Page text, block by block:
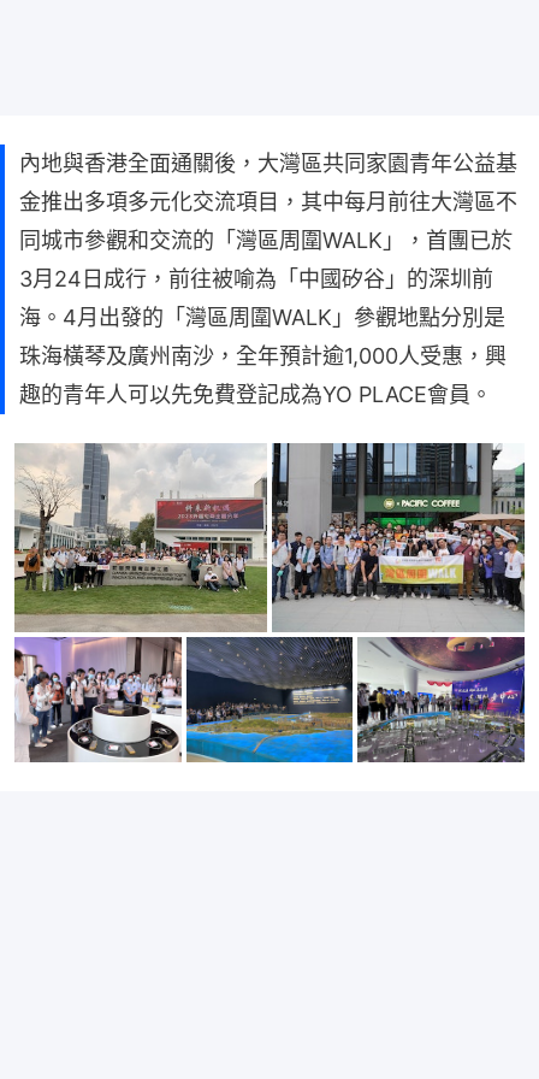
內地與香港全面通關後，大灣區共同家園青年公益基
金推出多項多元化交流項目，其中每月前往大灣區不
同城市參觀和交流的「灣區周圍WALK」，首團已於
3月24日成行，前往被喻為「中國矽谷」的深圳前
海。4月出發的「灣區周圍WALK」參觀地點分別是
珠海橫琴及廣州南沙，全年預計逾1,000人受惠，興
趣的青年人可以先免費登記成為YO PLACE會員。